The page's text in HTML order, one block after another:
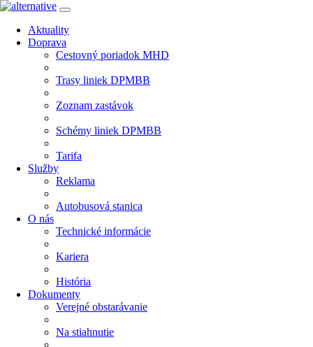
Aktuality
Doprava
Cestovný poriadok MHD
Trasy liniek DPMBB
Zoznam zastávok
Schémy liniek DPMBB
Tarifa
Služby
Reklama
Autobusová stanica
O nás
Technické informácie
Kariera
História
Dokumenty
Verejné obstarávanie
Na stiahnutie